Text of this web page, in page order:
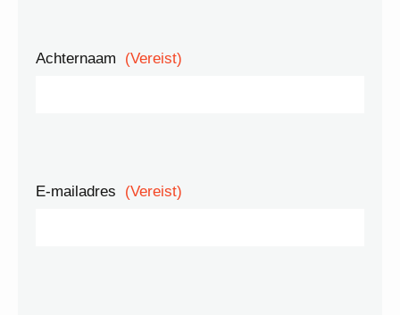
Achternaam (Vereist)
E-mailadres (Vereist)